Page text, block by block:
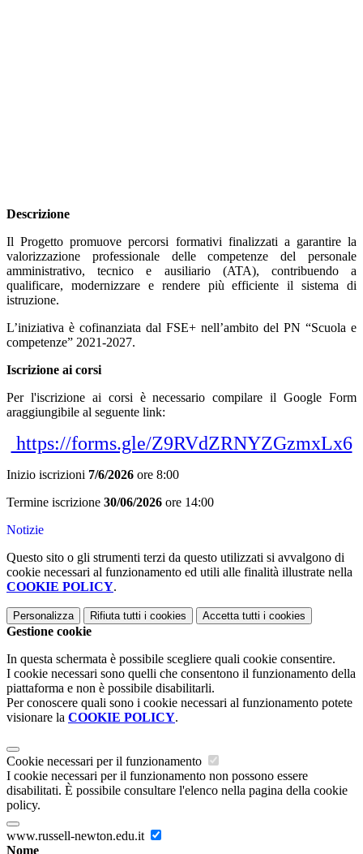
Descrizione
Il Progetto promuove percorsi formativi finalizzati a garantire la
valorizzazione professionale delle competenze del personale
amministrativo, tecnico e ausiliario (ATA), contribuendo a
qualificare, modernizzare e rendere più efficiente il sistema di
istruzione.
L’iniziativa è cofinanziata dal FSE+ nell’ambito del PN “Scuola e
competenze” 2021-2027.
Iscrizione ai corsi
Per l'iscrizione ai corsi è necessario compilare il Google Form
araggiungibile al seguente link:
https://forms.gle/Z9RVdZRNYZGzmxLx6
Inizio iscrizioni 7/6/2026 ore 8:00
Termine iscrizione 30/06/2026 ore 14:00
Notizie
Questo sito o gli strumenti terzi da questo utilizzati si avvalgono di
cookie necessari al funzionamento ed utili alle finalità illustrate nella
COOKIE POLICY.
Personalizza Rifiuta tutti i cookies Accetta tutti i cookies
Gestione cookie
In questa schermata è possibile scegliere quali cookie consentire.
I cookie necessari sono quelli che consentono il funzionamento della
piattaforma e non è possibile disabilitarli.
Per conoscere quali sono i cookie necessari al funzionamento potete
visionare la COOKIE POLICY.
Cookie necessari per il funzionamento
I cookie necessari per il funzionamento non possono essere
disabilitati. È possibile consultare l'elenco nella pagina della cookie
policy.
www.russell-newton.edu.it
Nome